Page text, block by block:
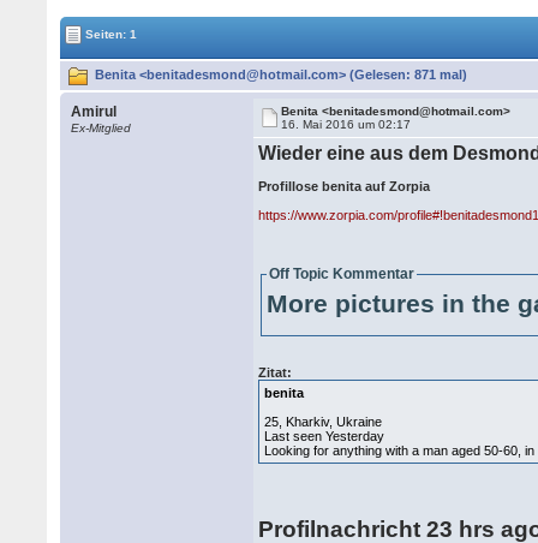
Seiten: 1
Benita <benitadesmond@hotmail.com> (Gelesen: 871 mal)
Amirul
Ex-Mitglied
Benita <benitadesmond@hotmail.com>
16. Mai 2016 um 02:17
Wieder eine aus dem
Profillose benita auf Zorpia
https://www.zorpia.com/
Off Topic Kommentar
More pictures in the
Zitat:
benita
25, Kharkiv, Ukraine
Last seen Yesterday
Looking for anything with a man aged 50‑60,
Profilnachricht 23 hrs